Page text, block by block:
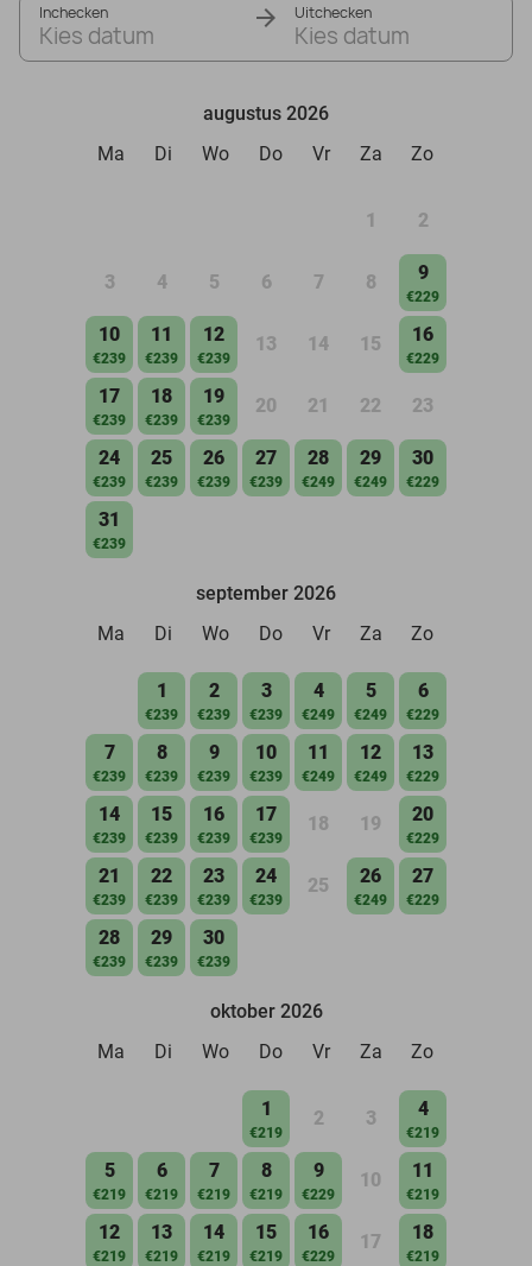
Inchecken
Kies datum
Uitchecken
Kies datum
augustus 2026
Ma
Di Wo Do Vr Za Zo
1 2
3 4 5 6 7 8 9
€229
10
€239
11
€239
12
€239
13 14 15 16
€229
17
€239
18
€239
19
€239
20 21 22 23
24
€239
25
€239
26
€239
27
€239
28
€249
29
€249
30
€229
31
€239
september 2026
Ma
Di Wo Do Vr Za Zo
1
€239
2
€239
3
€239
4
€249
5
€249
6
€229
7
€239
8
€239
9
€239
10
€239
11
€249
12
€249
13
€229
14
€239
15
€239
16
€239
17
€239
18 19 20
€229
21
€239
22
€239
23
€239
24
€239
25 26
€249
27
€229
28
€239
29
€239
30
€239
oktober 2026
Ma
Di Wo Do Vr Za Zo
1
€219
2 3 4
€219
5
€219
6
€219
7
€219
8
€219
9
€229
10 11
€219
12
€219
13
€219
14
€219
15
€219
16
€229
17 18
€219